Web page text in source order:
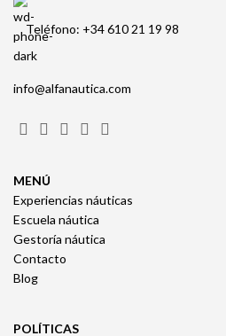
Teléfono: +34 610 21 19 98
info@alfanautica.com
MENÚ
Experiencias náuticas
Escuela náutica
Gestoría náutica
Contacto
Blog
POLÍTICAS